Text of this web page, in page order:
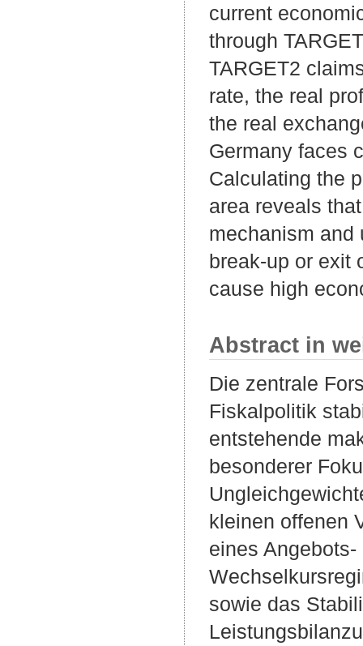
current
through
TARGET2
rate, the real
the real
Germany faces
Calculating the
area reveals
mechanism and
break-up or exit
cause high
Abstract in
Die zentrale
Fiskalpolitik
entstehende
besonderer
kleinen offenen
eines
sowie das